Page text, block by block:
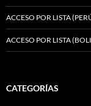
ACCESO POR LISTA
ACCESO POR LISTA
CATEGORÍAS